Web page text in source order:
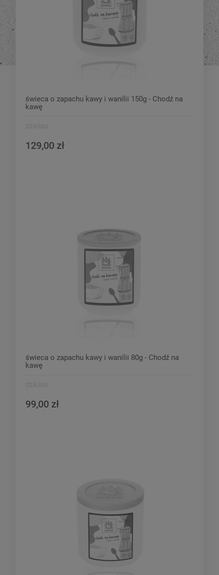
świeca o zapachu kawy i wanilii 150g - Chodź na
kawę
dzikilas
129,00 zł
świeca o zapachu kawy i wanilii 80g - Chodź na
kawę
dzikilas
99,00 zł